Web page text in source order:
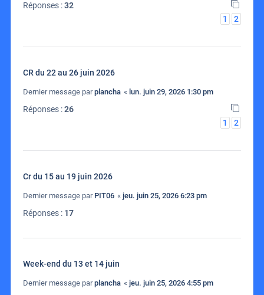
Réponses :32
1
2
CR du 22 au 26 juin 2026
Dernier message parplancha « lun. juin 29, 2026 1:30 pm
Réponses :26
1
2
Cr du 15 au 19 juin 2026
Dernier message par PIT06 « jeu. juin 25, 2026 6:23 pm
Réponses : 17
Week-end du 13 et 14 juin
Dernier message parplancha « jeu. juin 25, 2026 4:55 pm